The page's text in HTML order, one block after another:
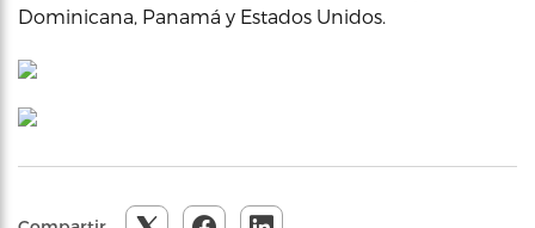
Dominicana, Panamá y Estados Unidos.